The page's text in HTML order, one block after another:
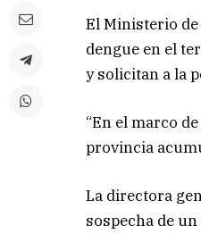
El Ministerio
dengue en el
y solicitan a la
“En el marco
provincia
La directora
sospecha de